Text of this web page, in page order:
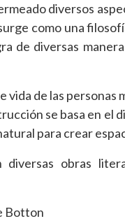
diversos
como una
de diversas
vida de las
se basa en el
para crear
obras
Botton